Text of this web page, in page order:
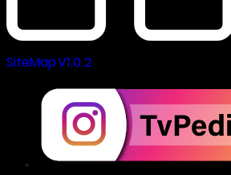
SiteMap V1.0.2